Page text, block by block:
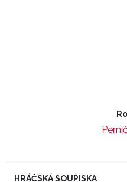
HRÁČSKÁ SOUPISKA